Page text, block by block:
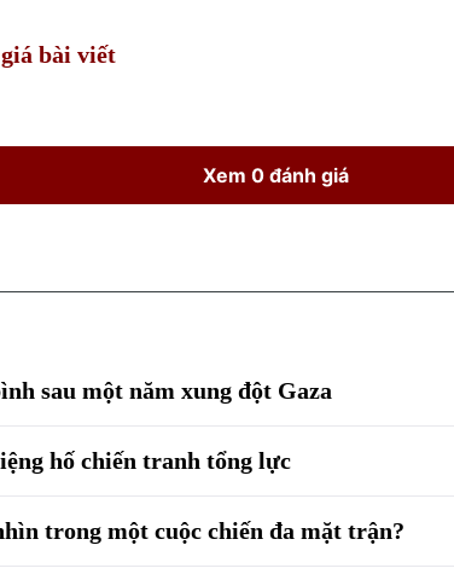
bài viết
Xem 0 đánh giá
sau một năm xung đột Gaza
hố chiến tranh tổng lực
trong một cuộc chiến đa mặt trận?